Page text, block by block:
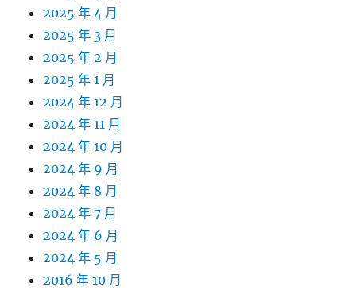
2025 年 4 月
2025 年 3 月
2025 年 2 月
2025 年 1 月
2024 年 12 月
2024 年 11 月
2024 年 10 月
2024 年 9 月
2024 年 8 月
2024 年 7 月
2024 年 6 月
2024 年 5 月
2016 年 10 月